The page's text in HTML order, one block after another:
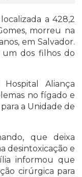
a 428,2
morreu na
em Salvador.
dos filhos do
Aliança
no fígado e
a Unidade de
que deixa
desintoxicação e
informou que
cirúrgica para